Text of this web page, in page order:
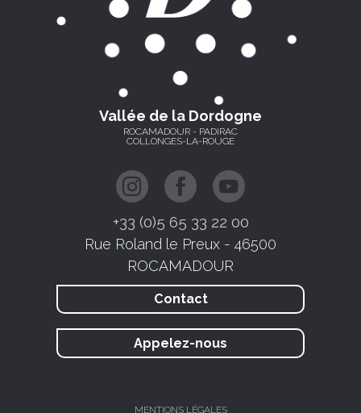
Vallée de la Dordogne
ROCAMADOUR - PADIRAC
COLLONGES-LA-ROUGE
+33 (0)5 65 33 22 00
Rue Roland le Preux - 46500
ROCAMADOUR
Contact
Appelez-nous
MENTIONS LÉGALES